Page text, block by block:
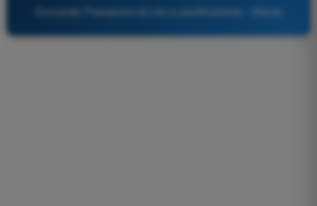
Domande Prestazioni di volo e pianificazione - Aliante